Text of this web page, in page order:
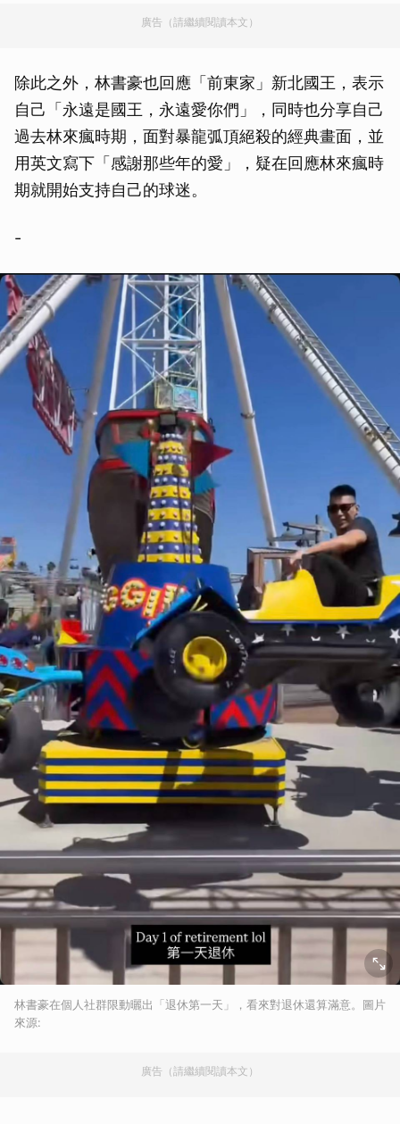
廣告（請繼續閱讀本文）
除此之外，林書豪也回應「前東家」新北國王，表示
自己「永遠是國王，永遠愛你們」，同時也分享自己
過去林來瘋時期，面對暴龍弧頂絕殺的經典畫面，並
用英文寫下「感謝那些年的愛」，疑在回應林來瘋時
期就開始支持自己的球迷。
-
林書豪在個人社群限動曬出「退休第一天」，看來對退休還算滿意。圖片
來源:
廣告（請繼續閱讀本文）